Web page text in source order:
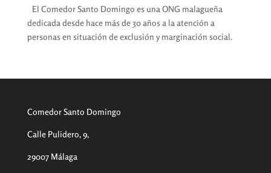
El Comedor Santo Domingo es una ONG malagueña
dedicada desde hace más de 30 años a la atención a
personas en situación de exclusión y marginación social.
Comedor Santo Domingo
Calle Pulidero, 9,
29007 Málaga